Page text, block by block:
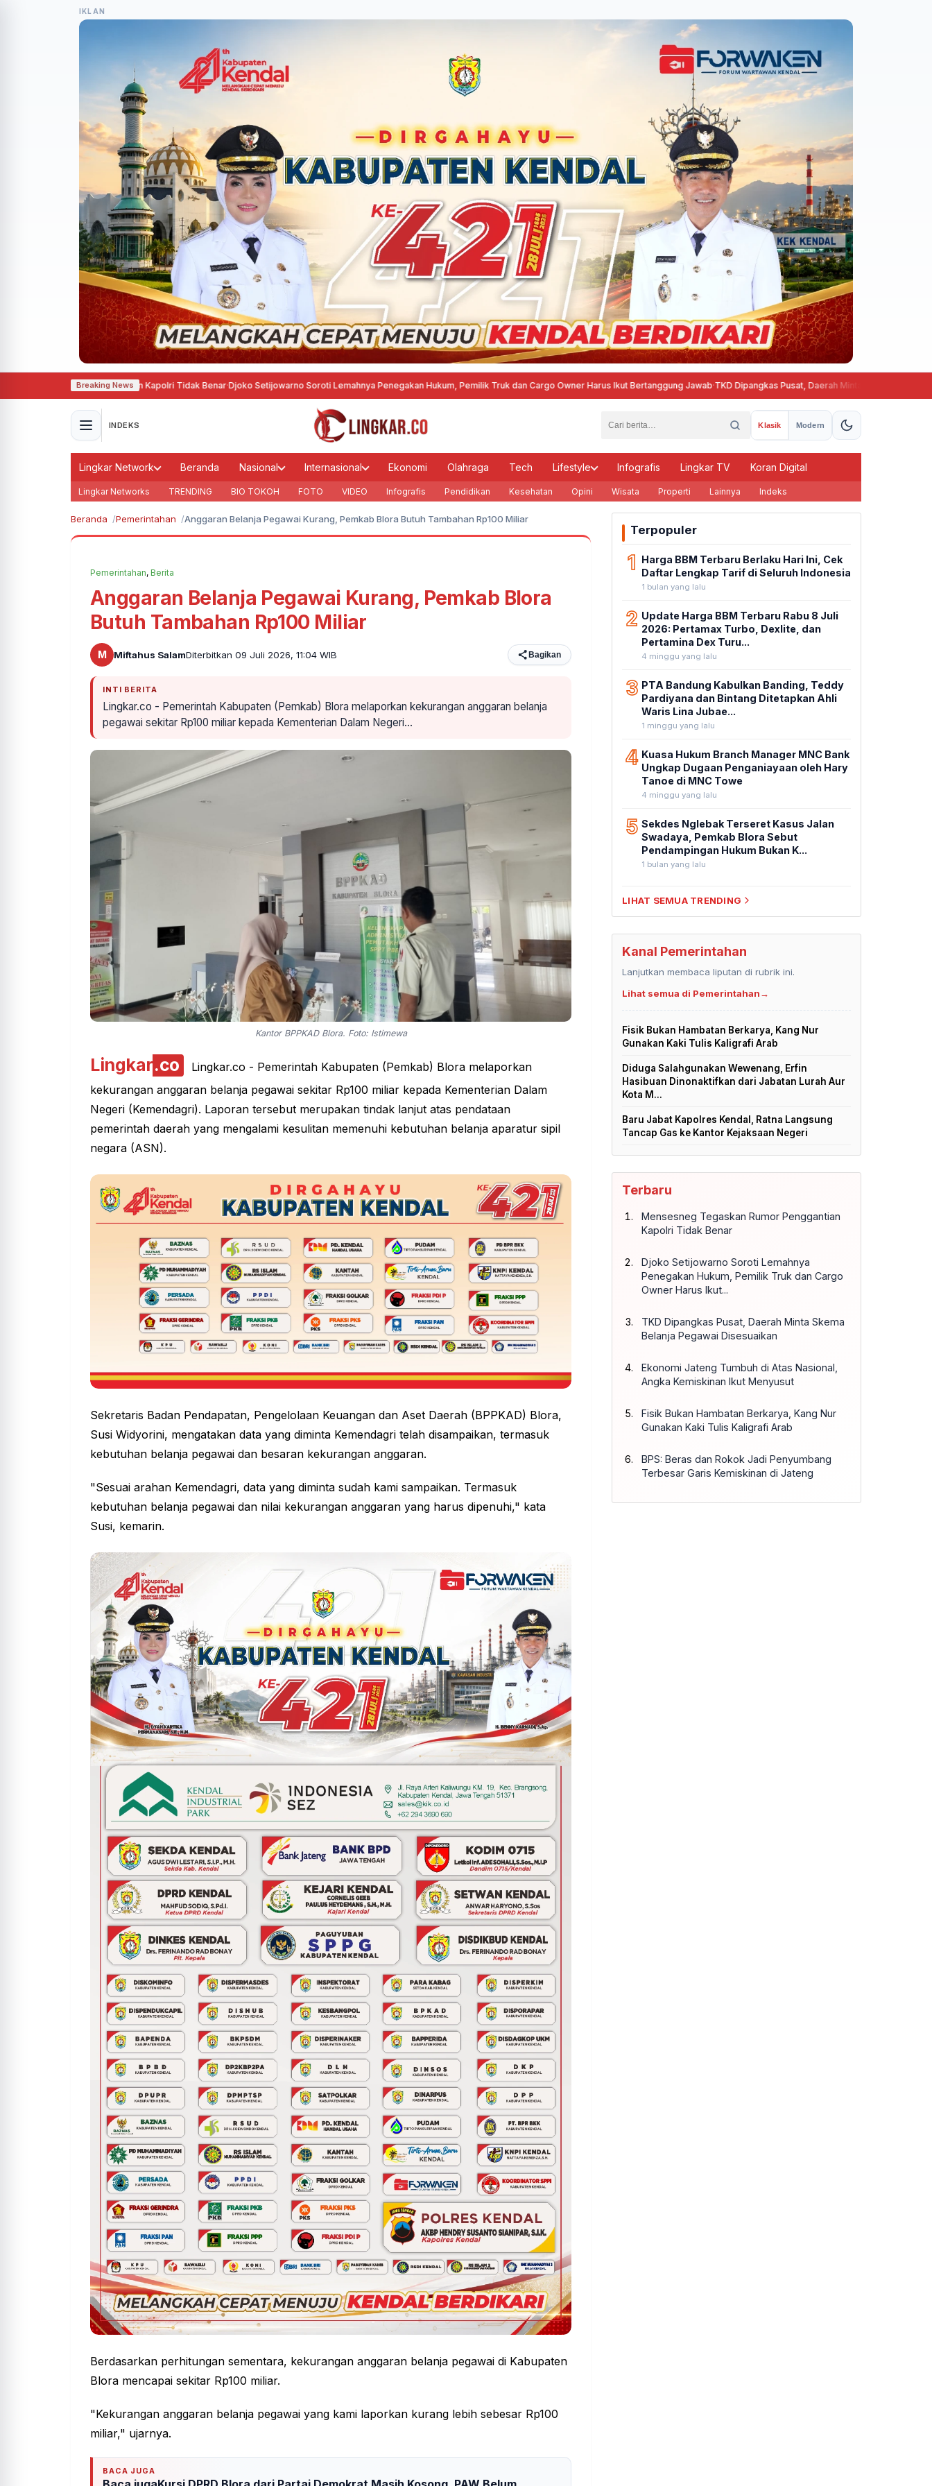
IKLAN
Breaking News
Rumor Penggantian Kapolri Tidak Benar·Djoko Setijowarno Soroti Lemahnya Penegakan Hukum, Pemilik Truk dan Cargo Owner Harus Ikut Bertanggung Jawab·TKD Dipangkas Pusat, Daerah Minta Skema Belanja Pegawai
INDEKS Klasik Modern
Lingkar Network Beranda Nasional Internasional Ekonomi Olahraga Tech Lifestyle Infografis Lingkar TV Koran Digital
Lingkar Networks TRENDING BIO TOKOH FOTO VIDEO Infografis Pendidikan Kesehatan Opini Wisata Properti Lainnya Indeks
Beranda Pemerintahan Anggaran Belanja Pegawai Kurang, Pemkab Blora Butuh Tambahan Rp100 Miliar
Pemerintahan, Berita
Anggaran Belanja Pegawai Kurang, Pemkab Blora
Butuh Tambahan Rp100 Miliar
M Miftahus SalamDiterbitkan 09 Juli 2026, 11:04 WIB Bagikan
INTI BERITA
Lingkar.co - Pemerintah Kabupaten (Pemkab) Blora melaporkan kekurangan anggaran belanja
pegawai sekitar Rp100 miliar kepada Kementerian Dalam Negeri…
Kantor BPPKAD Blora. Foto: Istimewa
Lingkar.co Lingkar.co - Pemerintah Kabupaten (Pemkab) Blora melaporkan
kekurangan anggaran belanja pegawai sekitar Rp100 miliar kepada Kementerian Dalam
Negeri (Kemendagri). Laporan tersebut merupakan tindak lanjut atas pendataan
pemerintah daerah yang mengalami kesulitan memenuhi kebutuhan belanja aparatur sipil
negara (ASN).
Sekretaris Badan Pendapatan, Pengelolaan Keuangan dan Aset Daerah (BPPKAD) Blora,
Susi Widyorini, mengatakan data yang diminta Kemendagri telah disampaikan, termasuk
kebutuhan belanja pegawai dan besaran kekurangan anggaran.
"Sesuai arahan Kemendagri, data yang diminta sudah kami sampaikan. Termasuk
kebutuhan belanja pegawai dan nilai kekurangan anggaran yang harus dipenuhi," kata
Susi, kemarin.
Berdasarkan perhitungan sementara, kekurangan anggaran belanja pegawai di Kabupaten
Blora mencapai sekitar Rp100 miliar.
"Kekurangan anggaran belanja pegawai yang kami laporkan kurang lebih sebesar Rp100
miliar," ujarnya.
BACA JUGA
Terpopuler
1 Harga BBM Terbaru Berlaku Hari Ini, Cek
Daftar Lengkap Tarif di Seluruh Indonesia
1 bulan yang lalu
2 Update Harga BBM Terbaru Rabu 8 Juli
2026: Pertamax Turbo, Dexlite, dan
Pertamina Dex Turu...
4 minggu yang lalu
3 PTA Bandung Kabulkan Banding, Teddy
Pardiyana dan Bintang Ditetapkan Ahli
Waris Lina Jubae...
1 minggu yang lalu
4 Kuasa Hukum Branch Manager MNC Bank
Ungkap Dugaan Penganiayaan oleh Hary
Tanoe di MNC Towe
4 minggu yang lalu
5 Sekdes Nglebak Terseret Kasus Jalan
Swadaya, Pemkab Blora Sebut
Pendampingan Hukum Bukan K...
1 bulan yang lalu
LIHAT SEMUA TRENDING
Kanal Pemerintahan
Lanjutkan membaca liputan di rubrik ini.
Lihat semua di Pemerintahan→
Fisik Bukan Hambatan Berkarya, Kang Nur
Gunakan Kaki Tulis Kaligrafi Arab
Diduga Salahgunakan Wewenang, Erfin
Hasibuan Dinonaktifkan dari Jabatan Lurah Aur
Kota M...
Baru Jabat Kapolres Kendal, Ratna Langsung
Tancap Gas ke Kantor Kejaksaan Negeri
Terbaru
Mensesneg Tegaskan Rumor Penggantian
Kapolri Tidak Benar
Djoko Setijowarno Soroti Lemahnya
Penegakan Hukum, Pemilik Truk dan Cargo
Owner Harus Ikut...
TKD Dipangkas Pusat, Daerah Minta Skema
Belanja Pegawai Disesuaikan
Ekonomi Jateng Tumbuh di Atas Nasional,
Angka Kemiskinan Ikut Menyusut
Fisik Bukan Hambatan Berkarya, Kang Nur
Gunakan Kaki Tulis Kaligrafi Arab
BPS: Beras dan Rokok Jadi Penyumbang
Terbesar Garis Kemiskinan di Jateng